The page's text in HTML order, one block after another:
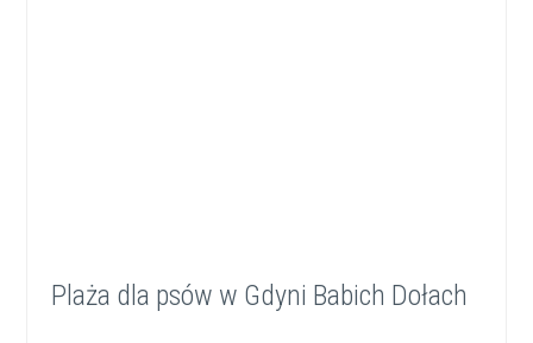
Plaża dla psów w Gdyni Babich Dołach